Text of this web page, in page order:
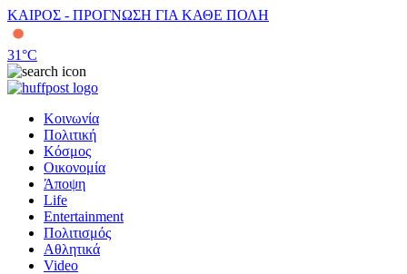
ΚΑΙΡΟΣ - ΠΡΟΓΝΩΣΗ ΓΙΑ ΚΑΘΕ ΠΟΛΗ
31°C
Κοινωνία
Πολιτική
Κόσμος
Οικονομία
Άποψη
Life
Entertainment
Πολιτισμός
Αθλητικά
Video